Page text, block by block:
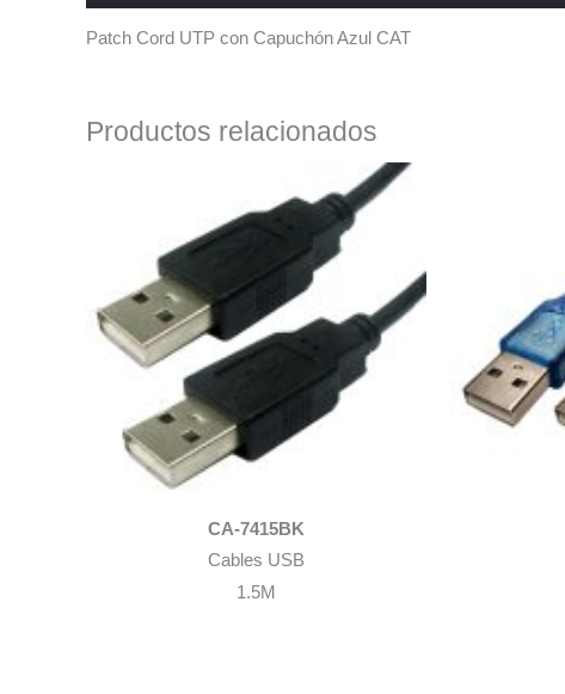
Patch Cord UTP con Capuchón Azul CAT
Productos relacionados
CA-7415BK
Cables USB
1.5M